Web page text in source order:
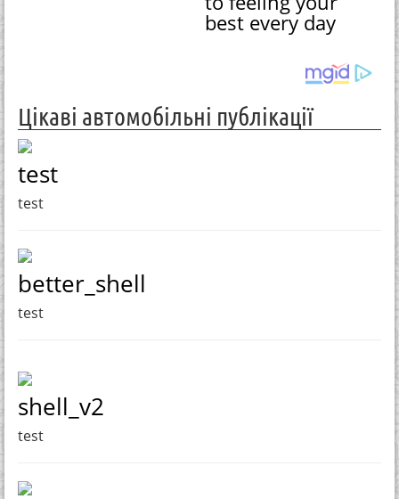
best every day
Цікаві автомобільні публікації
test
test
better_shell
test
shell_v2
test